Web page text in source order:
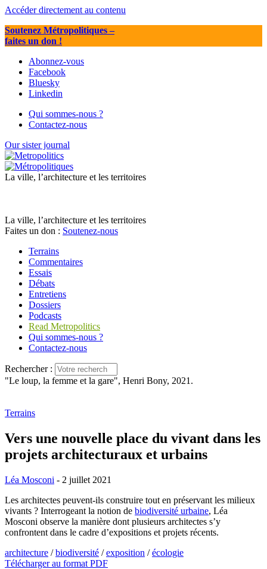
Accéder directement au contenu
Soutenez Métropolitiques–
faites un don !
Abonnez-vous
Facebook
Bluesky
Linkedin
Qui sommes-nous ?
Contactez-nous
Our sister journal
La ville, l’architecture et les territoires
La ville, l’architecture et les territoires
Faites un don : Soutenez-nous
Terrains
Commentaires
Essais
Débats
Entretiens
Dossiers
Podcasts
Read Metropolitics
Qui sommes-nous ?
Contactez-nous
Rechercher :
"Le loup, la femme et la gare", Henri Bony, 2021.
Terrains
Vers une nouvelle place du vivant dans les
projets architecturaux et urbains
Léa Mosconi - 2 juillet 2021
Les architectes peuvent-ils construire tout en préservant les milieux
vivants ? Interrogeant la notion de biodiversité urbaine, Léa
Mosconi observe la manière dont plusieurs architectes s’y
confrontent dans le cadre d’expositions et projets récents.
architecture /biodiversité /exposition /écologie
Télécharger au format PDF